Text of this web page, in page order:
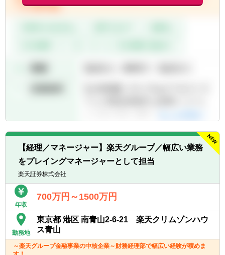
【経理／マネージャー】楽天グループ／幅広い業務
をプレイングマネージャーとして担当
楽天証券株式会社
年収
700万円～1500万円
勤務地
東京都 港区 南青山2-6-21 楽天クリムゾンハウ
ス青山
～楽天グループ金融事業の中核企業～財務経理部で幅広い経験が積めま